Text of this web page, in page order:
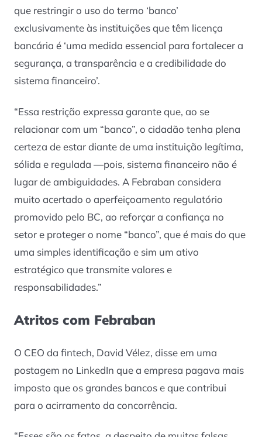
que restringir o uso do termo ‘banco’
exclusivamente às instituições que têm licença
bancária é ‘uma medida essencial para fortalecer a
segurança, a transparência e a credibilidade do
sistema financeiro’.
“Essa restrição expressa garante que, ao se
relacionar com um “banco”, o cidadão tenha plena
certeza de estar diante de uma instituição legítima,
sólida e regulada —pois, sistema financeiro não é
lugar de ambiguidades. A Febraban considera
muito acertado o aperfeiçoamento regulatório
promovido pelo BC, ao reforçar a confiança no
setor e proteger o nome “banco”, que é mais do que
uma simples identificação e sim um ativo
estratégico que transmite valores e
responsabilidades.”
Atritos com Febraban
O CEO da fintech, David Vélez, disse em uma
postagem no LinkedIn que a empresa pagava mais
imposto que os grandes bancos e que contribui
para o acirramento da concorrência.